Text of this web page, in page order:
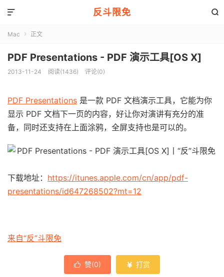
反斗限免 

Mac  正文
PDF Presentations - PDF 演示工具[OS X]
2013-11-24 阅读(1436) 评论(0)
PDF Presentations 是一款 PDF 文档演示工具，它能为你
显示 PDF 文档下一页的内容，好让你对演讲有充分的准
备，同时还支持在上面涂鸦，全屏支持也是可以的。
下载地址： https://itunes.apple.com/cn/app/pdf-
presentations/id647268502?mt=12
来自“反”斗限免
 赞(0)  打赏